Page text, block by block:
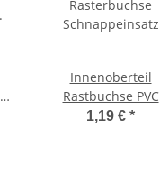
Innenoberteil
Rastbuchse PVC
Rasterbuchse
1,19 € *